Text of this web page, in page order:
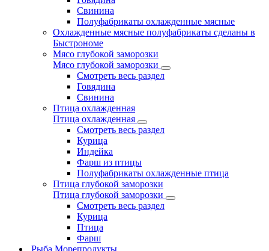
Свинина
Полуфабрикаты охлажденные мясные
Охлажденные мясные полуфабрикаты сделаны в
Быстрономе
Мясо глубокой заморозки
Мясо глубокой заморозки
Смотреть весь раздел
Говядина
Свинина
Птица охлажденная
Птица охлажденная
Смотреть весь раздел
Курица
Индейка
Фарш из птицы
Полуфабрикаты охлажденные птица
Птица глубокой заморозки
Птица глубокой заморозки
Смотреть весь раздел
Курица
Птица
Фарш
Рыба Морепродукты